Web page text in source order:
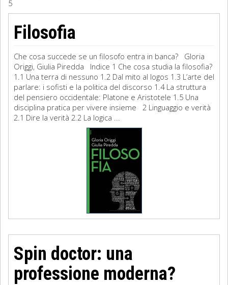
Filosofia
Storia
Matematica
Diritto
5
Filosofia
Che cosa succede se un filosofo entra in banca? Gloria
Origgi, Giulia Piredda Indice 1 Che cosa studia la filosofia?
1.1 Una terra di nessuno 1.2 Dal mito al logos 1.3 L’arte del
parlare: i sofisti e la politica del discorso 1.4 La struttura
del pensiero occidentale: Platone e Aristotele 1.5 Una
disciplina pratica per vivere insieme 2 Linguaggio e verità
2.1 Dire la verità 2.2 La logica ...
Spin doctor: una
professione moderna?